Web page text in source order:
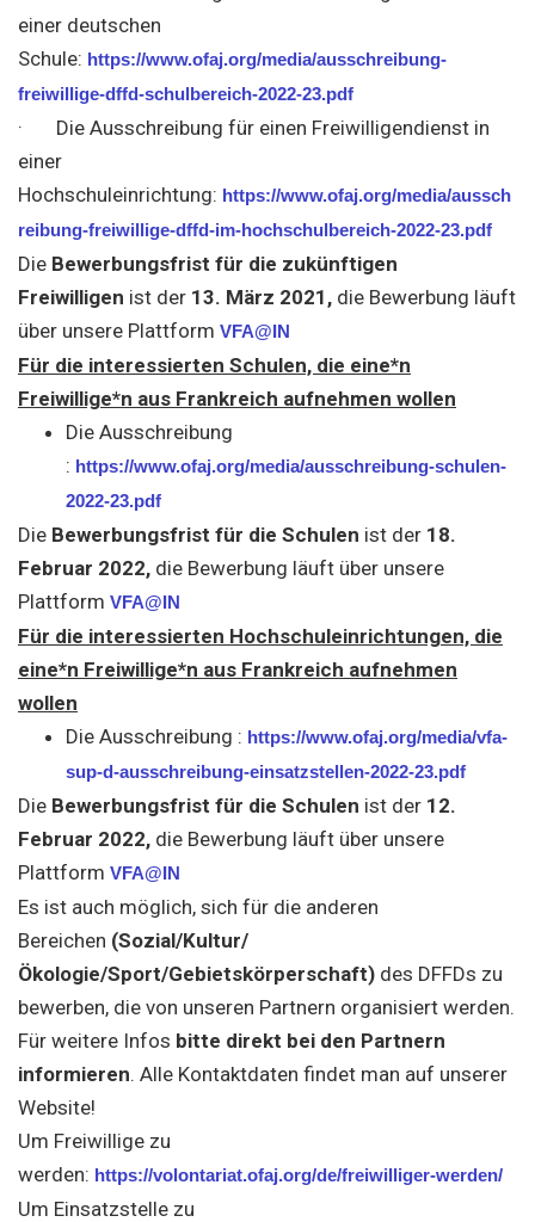
einer deutschen
Schule: https://www.ofaj.org/media/ausschreibung-
freiwillige-dffd-schulbereich-2022-23.pdf
· Die Ausschreibung für einen Freiwilligendienst in
einer
Hochschuleinrichtung: https://www.ofaj.org/media/aussch
reibung-freiwillige-dffd-im-hochschulbereich-2022-23.pdf
Die Bewerbungsfrist für die zukünftigen
Freiwilligen ist der 13. März 2021 , die Bewerbung läuft
über unsere Plattform VFA@IN
Für die interessierten Schulen, die eine*n
Freiwillige*n aus Frankreich aufnehmen wollen
Die Ausschreibung
: https://www.ofaj.org/media/ausschreibung-schulen-
2022-23.pdf
Die Bewerbungsfrist für die Schulen ist der 18.
Februar 2022, die Bewerbung läuft über unsere
Plattform VFA@IN
Für die interessierten Hochschuleinrichtungen, die
eine*n Freiwillige*n aus Frankreich aufnehmen
wollen
Die Ausschreibung : https://www.ofaj.org/media/vfa-
sup-d-ausschreibung-einsatzstellen-2022-23.pdf
Die Bewerbungsfrist für die Schulen ist der 12.
Februar 2022, die Bewerbung läuft über unsere
Plattform VFA@IN
Es ist auch möglich, sich für die anderen
Bereichen (Sozial/Kultur/
Ökologie/Sport/Gebietskörperschaft) des DFFDs zu
bewerben, die von unseren Partnern organisiert werden.
Für weitere Infos bitte direkt bei den Partnern
informieren. Alle Kontaktdaten findet man auf unserer
Website!
Um Freiwillige zu
werden: https://volontariat.ofaj.org/de/freiwilliger-werden/
Um Einsatzstelle zu